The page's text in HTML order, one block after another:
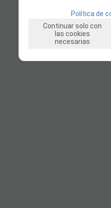
Política de
Continuar solo con
las cookies
necesarias